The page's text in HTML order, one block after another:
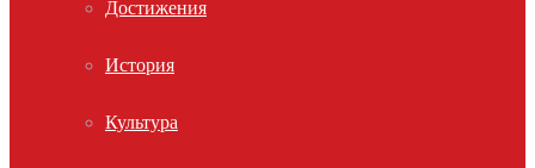
Достижения
История
Культура